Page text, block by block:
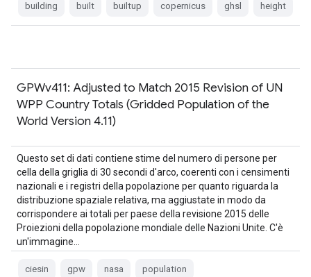
building built builtup copernicus ghsl height
GPWv411: Adjusted to Match 2015 Revision of UN
WPP Country Totals (Gridded Population of the
World Version 4.11)
Questo set di dati contiene stime del numero di persone per
cella della griglia di 30 secondi d'arco, coerenti con i censimenti
nazionali e i registri della popolazione per quanto riguarda la
distribuzione spaziale relativa, ma aggiustate in modo da
corrispondere ai totali per paese della revisione 2015 delle
Proiezioni della popolazione mondiale delle Nazioni Unite. C'è
un'immagine…
ciesin gpw nasa population